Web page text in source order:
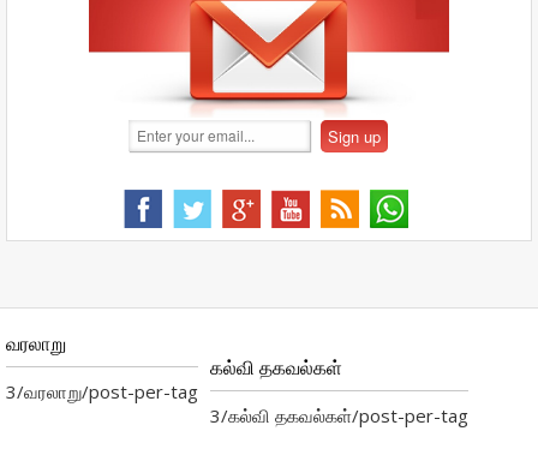
வரலாறு
3/வரலாறு/post-per-tag
கல்வி தகவல்கள்
3/கல்வி தகவல்கள்/post-per-tag